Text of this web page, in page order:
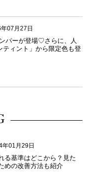
07月27日
パーが登場♡さらに、人
ティント」から限定色も登
年01月29日
る基準はどこから？見た
めの改善方法も紹介